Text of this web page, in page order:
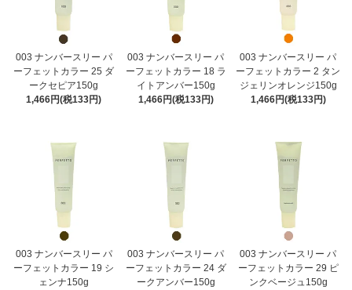
003 ナンバースリー パ
ーフェットカラー 25 ダ
ークセピア150g
1,466円(税133円)
003 ナンバースリー パ
ーフェットカラー 18 ラ
イトアンバー150g
1,466円(税133円)
003 ナンバースリー パ
ーフェットカラー 2 タン
ジェリンオレンジ150g
1,466円(税133円)
003 ナンバースリー パ
ーフェットカラー 19 シ
ェンナ150g
003 ナンバースリー パ
ーフェットカラー 24 ダ
ークアンバー150g
003 ナンバースリー パ
ーフェットカラー 29 ピ
ンクベージュ150g